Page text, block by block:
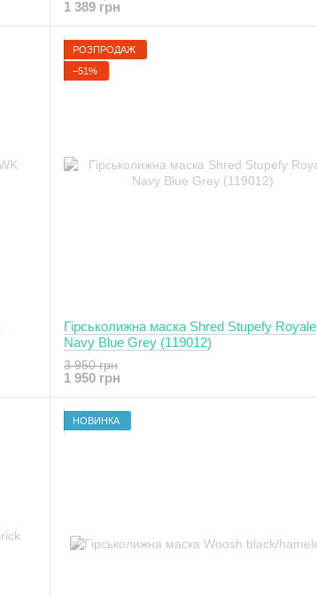
1 389 грн
РОЗПРОДАЖ
−51%
Гірськолижна маска Shred Stupefy Royale
Navy Blue Grey (119012)
3 950 грн
1 950 грн
НОВИНКА